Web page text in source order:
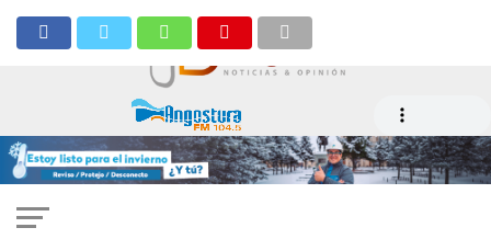
Seremi de las Culturas entrega
más de $68 millones a Puntos de
Cultura Comunitaria